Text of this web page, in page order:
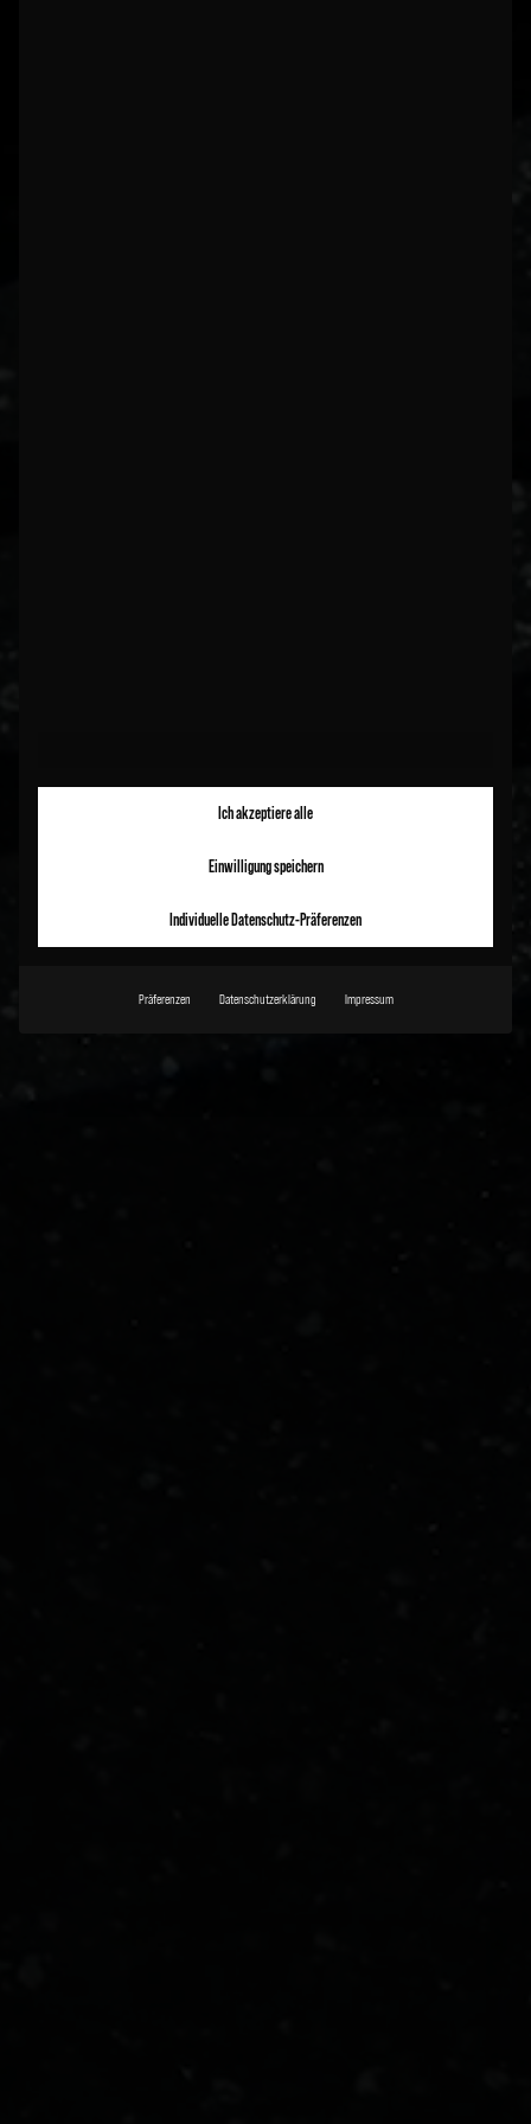
Ich akzeptiere alle
Einwilligung speichern
Individuelle Datenschutz-Präferenzen
Präferenzen Datenschutzerklärung Impressum